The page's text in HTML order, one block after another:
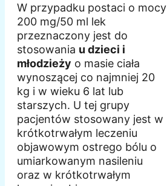
W przypadku postaci o mocy
200 mg/50 ml lek
przeznaczony jest do
stosowania u dzieci i
młodzieży o masie ciała
wynoszącej co najmniej 20
kg i w wieku 6 lat lub
starszych. U tej grupy
pacjentów stosowany jest w
krótkotrwałym leczeniu
objawowym ostrego bólu o
umiarkowanym nasileniu
oraz w krótkotrwałym